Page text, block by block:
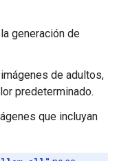
generación de
imágenes de adultos,
predeterminado.
que incluyan